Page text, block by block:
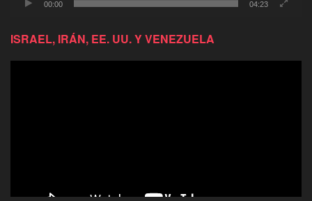
00:00 04:23
ISRAEL, IRÁN, EE. UU. Y VENEZUELA